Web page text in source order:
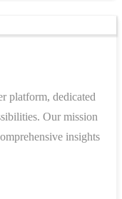
platform, dedicated
Our mission
insights